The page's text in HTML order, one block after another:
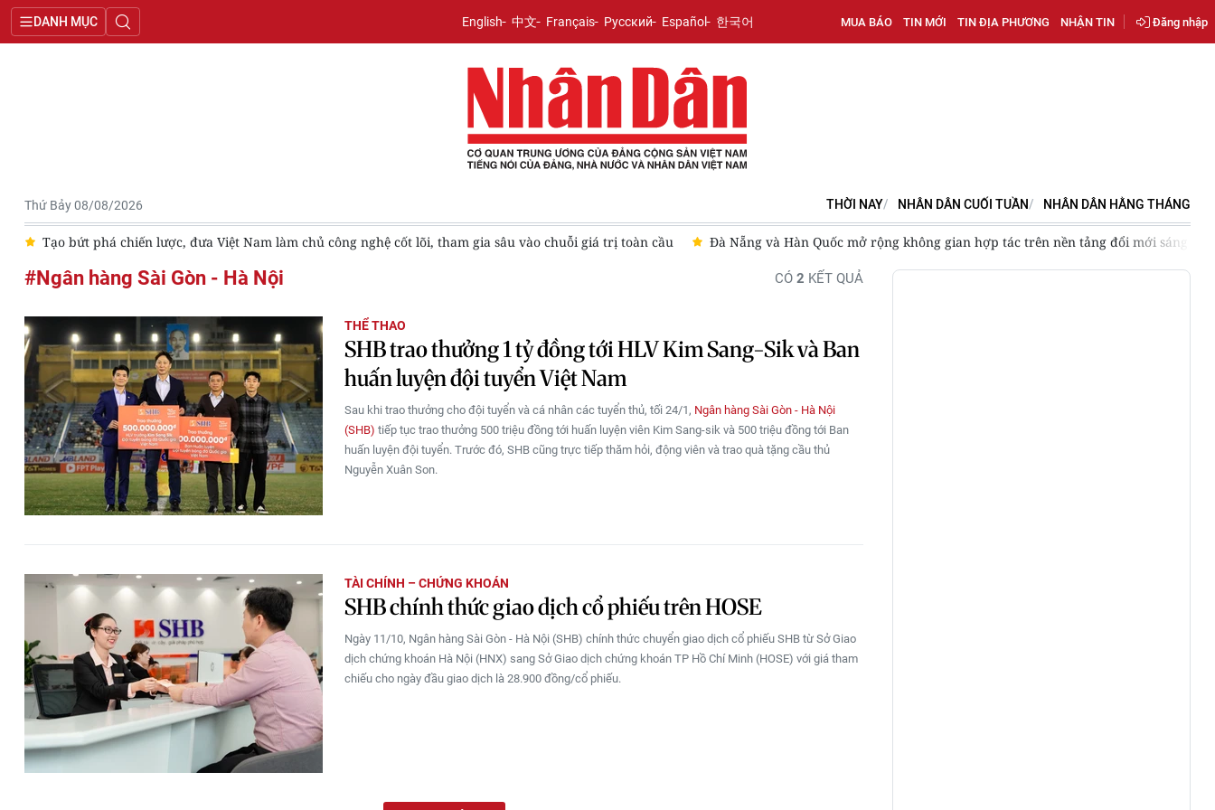
DANH MỤC English 中文 Français Русский Español 한국어 MUA BÁO TIN MỚI TIN ĐỊA PHƯƠNG NHẬN TIN Đăng nhập
Thứ Bảy 08/08/2026 THỜI NAY NHÂN DÂN CUỐI TUẦN NHÂN DÂN HẰNG THÁNG
Tạo bứt phá chiến lược, đưa Việt Nam làm chủ công nghệ cốt lõi, tham gia sâu vào chuỗi giá trị toàn cầu Đà Nẵng và Hàn Quốc mở rộng không gian hợp tác trên nền tảng đổi mới sáng
#Ngân hàng Sài Gòn - Hà Nội CÓ 2 KẾT QUẢ
THỂ THAO
SHB trao thưởng 1 tỷ đồng tới HLV Kim Sang-Sik và Ban
huấn luyện đội tuyển Việt Nam
Sau khi trao thưởng cho đội tuyển và cá nhân các tuyển thủ, tối 24/1, Ngân hàng Sài Gòn - Hà Nội
(SHB) tiếp tục trao thưởng 500 triệu đồng tới huấn luyện viên Kim Sang-sik và 500 triệu đồng tới Ban
huấn luyện đội tuyển. Trước đó, SHB cũng trực tiếp thăm hỏi, động viên và trao quà tặng cầu thủ
Nguyễn Xuân Son.
TÀI CHÍNH – CHỨNG KHOÁN
SHB chính thức giao dịch cổ phiếu trên HOSE
Ngày 11/10, Ngân hàng Sài Gòn - Hà Nội (SHB) chính thức chuyển giao dịch cổ phiếu SHB từ Sở Giao
dịch chứng khoán Hà Nội (HNX) sang Sở Giao dịch chứng khoán TP Hồ Chí Minh (HOSE) với giá tham
chiếu cho ngày đầu giao dịch là 28.900 đồng/cổ phiếu.